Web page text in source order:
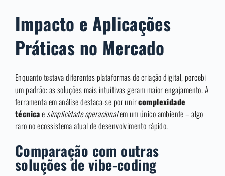
Impacto e Aplicações
Práticas no Mercado
Enquanto testava diferentes plataformas de criação digital, percebi
um padrão: as soluções mais intuitivas geram maior engajamento. A
ferramenta em análise destaca-se por unircomplexidade
técnicae simplicidade operacionalem um único ambiente – algo
raro no ecossistema atual de desenvolvimento rápido.
Comparação com outras
soluções de vibe-coding